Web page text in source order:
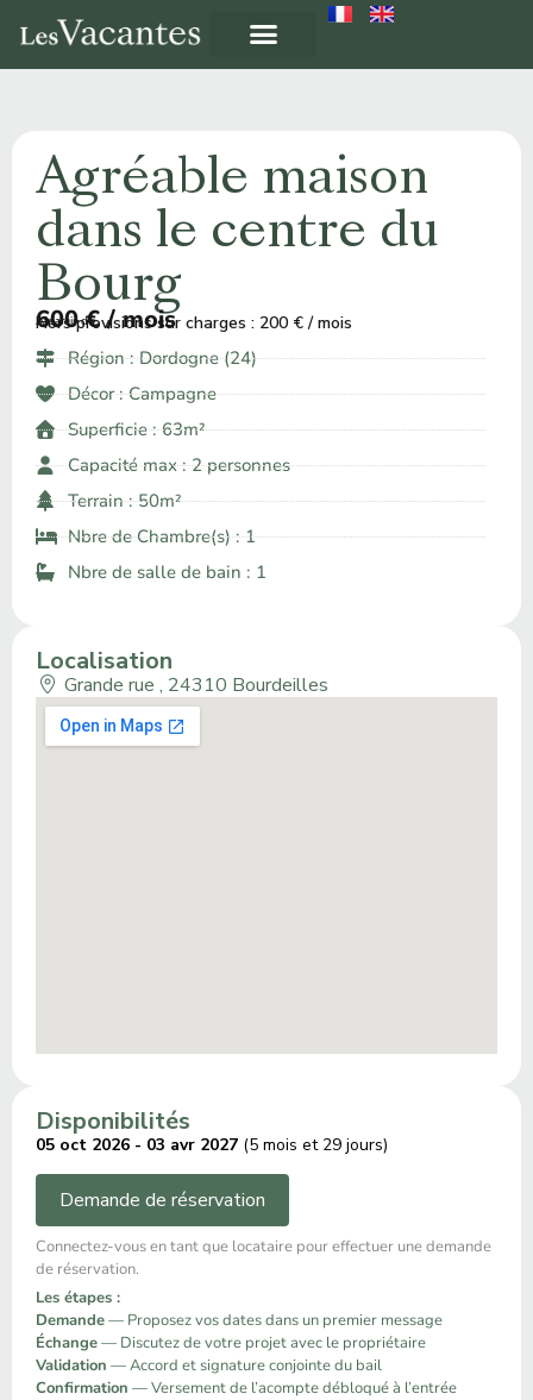
Agréable maison
dans le centre du
Bourg
À partir de ​
600 € / mois
Hors provisions sur charges : 200 € / mois
Région :Dordogne (24)
Décor :Campagne
Superficie : 63m²
Capacité max : 2 personnes
Terrain : 50m²
Nbre de Chambre(s) : 1
Nbre de salle de bain : 1
Localisation
Grande rue , 24310 Bourdeilles
Disponibilités
05 oct 2026 - 03 avr 2027 (5 mois et 29 jours)
Demande de réservation
Connectez-vous en tant que locataire pour effectuer une demande
de réservation.
Les étapes :
Demande— Proposez vos dates dans un premier message
Échange— Discutez de votre projet avec le propriétaire
Validation — Accord et signature conjointe du bail
Confirmation — Versement de l’acompte débloqué à l’entrée